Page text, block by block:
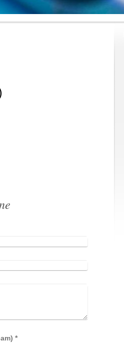
Captcha (codice protezione spam) *